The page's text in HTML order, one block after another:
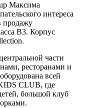
Максима
интереса
продажу
В3. Корпус
части
ресторанами и
всей
CLUB, где
большой клуб